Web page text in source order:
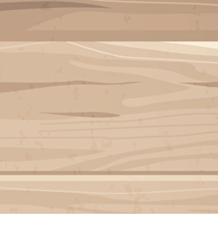
>
Galeries photo
Cliquez pour éditer